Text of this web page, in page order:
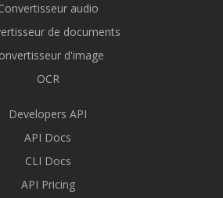
audio
de documents
d'image
OCR
Developers API
API Docs
CLI Docs
API Pricing